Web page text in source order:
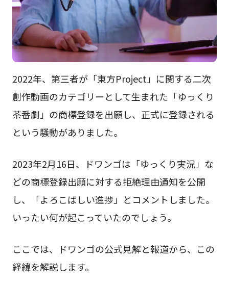
2022年、第三者が「東方Project」に関する二次
創作動画のカテゴリーとして生まれた「ゆっくり
茶番劇」の商標登録を出願し、正式に登録される
という騒動がありました。
2023年2月16日、ドワンゴは「ゆっくり実況」な
どの商標登録出願に対する拒絶理由通知を公開
し、「よろこばしい進捗」とコメントしました。
いったい何が起こっていたのでしょう。
ここでは、ドワンゴの公式見解と報道から、この
経緯を解説します。